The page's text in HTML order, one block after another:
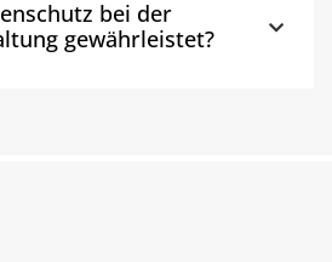
bei der
gewährleistet?